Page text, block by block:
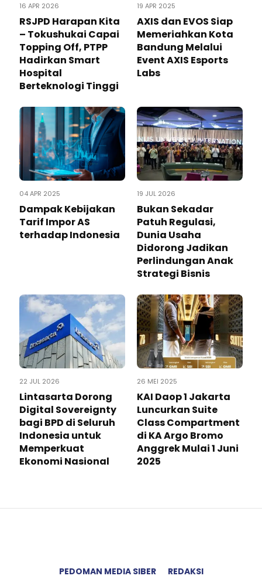
16 APR 2026
RSJPD Harapan Kita
– Tokushukai Capai
Topping Off, PTPP
Hadirkan Smart
Hospital
Berteknologi Tinggi
19 APR 2025
AXIS dan EVOS Siap
Memeriahkan Kota
Bandung Melalui
Event AXIS Esports
Labs
04 APR 2025
Dampak Kebijakan
Tarif Impor AS
terhadap Indonesia
19 JUL 2026
Bukan Sekadar
Patuh Regulasi,
Dunia Usaha
Didorong Jadikan
Perlindungan Anak
Strategi Bisnis
22 JUL 2026
Lintasarta Dorong
Digital Sovereignty
bagi BPD di Seluruh
Indonesia untuk
Memperkuat
Ekonomi Nasional
26 MEI 2025
KAI Daop 1 Jakarta
Luncurkan Suite
Class Compartment
di KA Argo Bromo
Anggrek Mulai 1 Juni
2025
PEDOMAN MEDIA SIBER REDAKSI